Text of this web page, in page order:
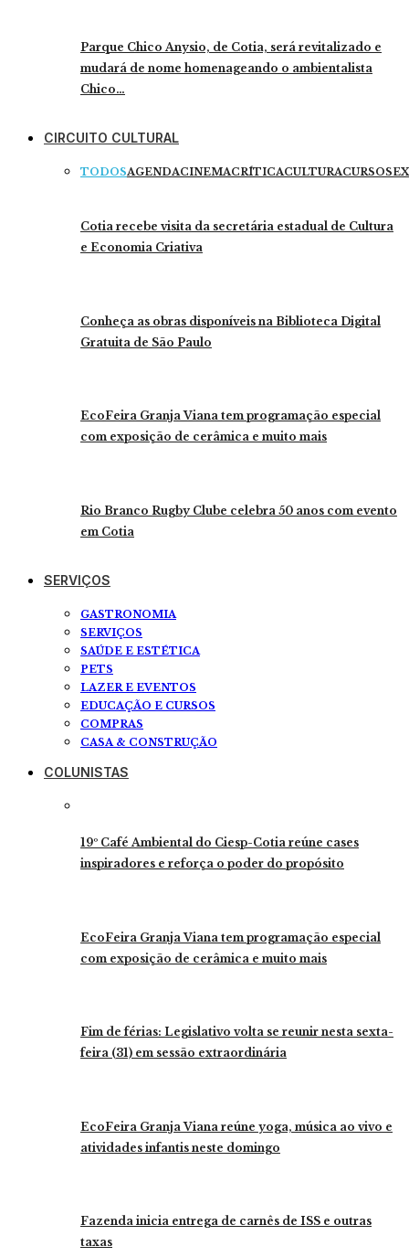
Parque Chico Anysio, de Cotia, será revitalizado e
mudará de nome homenageando o ambientalista
Chico…
CIRCUITO CULTURAL
TODOSAGENDACINEMACRÍTICACULTURACURSOS
Cotia recebe visita da secretária estadual de Cultura
e Economia Criativa
Conheça as obras disponíveis na Biblioteca Digital
Gratuita de São Paulo
EcoFeira Granja Viana tem programação especial
com exposição de cerâmica e muito mais
Rio Branco Rugby Clube celebra 50 anos com evento
em Cotia
SERVIÇOS
GASTRONOMIA
SERVIÇOS
SAÚDE E ESTÉTICA
PETS
LAZER E EVENTOS
EDUCAÇÃO E CURSOS
COMPRAS
CASA & CONSTRUÇÃO
COLUNISTAS
19º Café Ambiental do Ciesp-Cotia reúne cases
inspiradores e reforça o poder do propósito
EcoFeira Granja Viana tem programação especial
com exposição de cerâmica e muito mais
Fim de férias: Legislativo volta se reunir nesta sexta-
feira (31) em sessão extraordinária
EcoFeira Granja Viana reúne yoga, música ao vivo e
atividades infantis neste domingo
Fazenda inicia entrega de carnês de ISS e outras
taxas